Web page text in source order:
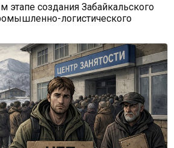
создания Забайкальского
логистического